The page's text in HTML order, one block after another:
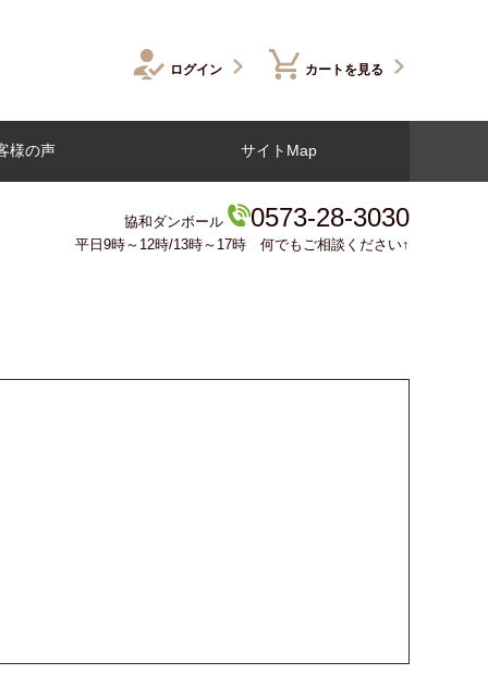
ログイン カートを見る
様の声 サイトMap
協和ダンボール 0573-28-3030
平日9時～12時/13時～17時 何でもご相談ください↑